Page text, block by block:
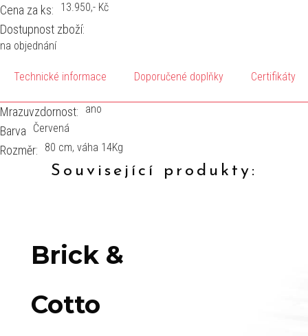
Cena za ks: ,- Kč
13.950
Dostupnost zboží:
na objednání
Technické informace Doporučené doplňky Certifikáty
Mrazuvzdornost: ano
Barva Červená
Rozměr: 80 cm, váha 14Kg
Související produkty:
Brick &
Cotto